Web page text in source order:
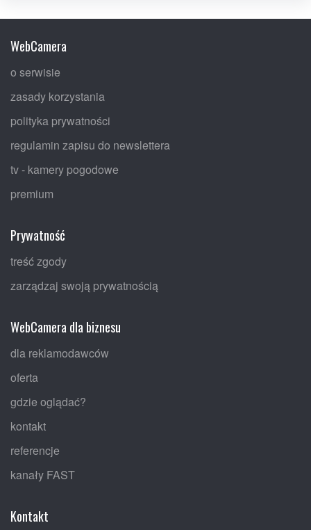
WebCamera
o serwisie
zasady korzystania
polityka prywatności
regulamin zapisu do newslettera
tv - kamery pogodowe
premium
Prywatność
treść zgody
zarządzaj swoją prywatnością
WebCamera dla biznesu
dla reklamodawców
oferta
gdzie oglądać?
kontakt
referencje
kanały FAST
Kontakt